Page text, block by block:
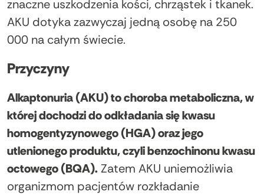
znaczne uszkodzenia kości, chrząstek i tkanek.
AKU dotyka zazwyczaj jedną osobę na 250
000 na całym świecie.
Przyczyny
Alkaptonuria (AKU) to choroba metaboliczna, w
której dochodzi do odkładania się kwasu
homogentyzynowego (HGA) oraz jego
utlenionego produktu, czyli benzochinonu kwasu
octowego (BQA).Zatem AKU uniemożliwia
organizmom pacjentów rozkładanie